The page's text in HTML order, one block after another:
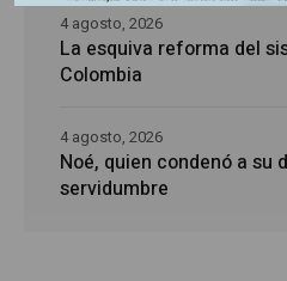
La esquiva reforma del
Colombia
4 agosto, 2026
Noé, quien condenó a su
servidumbre
4 agosto, 2026